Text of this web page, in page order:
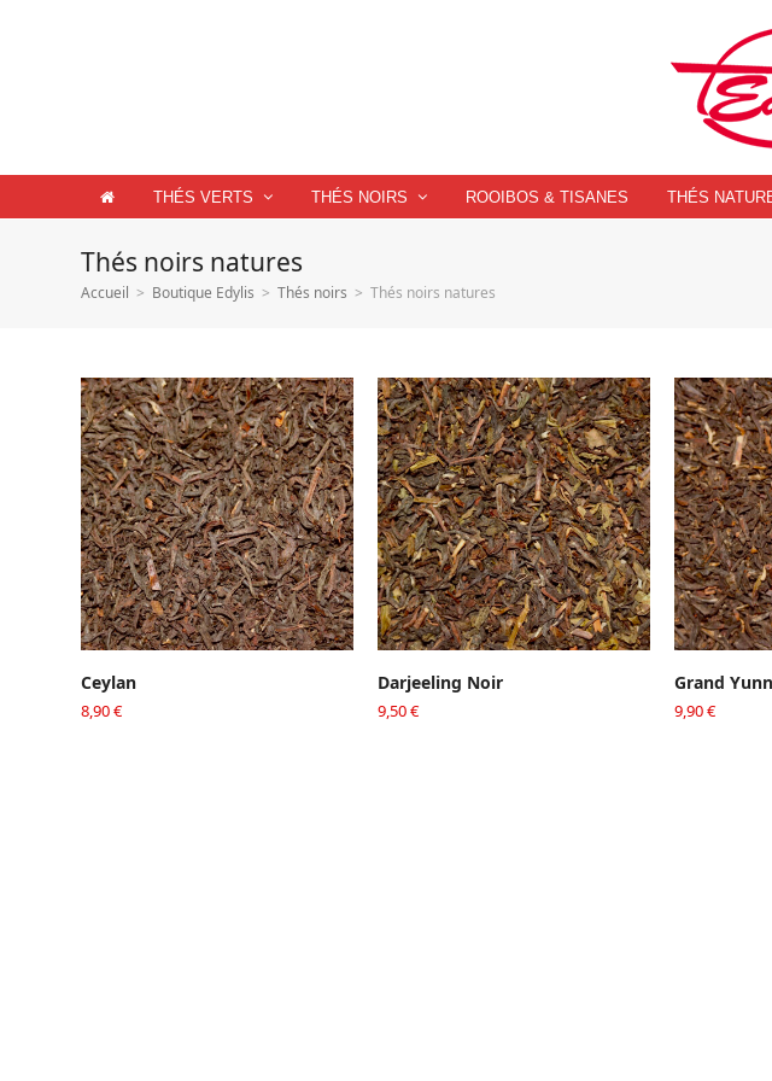
THÉS VERTS THÉS NOIRS ROOIBOS & TISANES THÉS
Thés noirs natures
Accueil > Boutique Edylis > Thés noirs > Thés noirs natures
Ceylan
8,90€
AJOUTER AU PANIER
Darjeeling Noir
9,50€
Grand
9,90€